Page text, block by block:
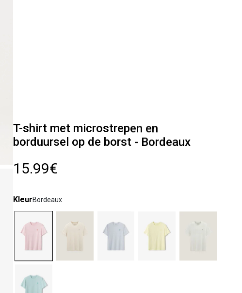
T-shirt met microstrepen en
borduursel op de borst - Bordeaux
15.99€
KleurBordeaux